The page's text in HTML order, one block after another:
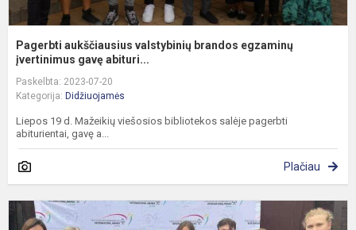
Pagerbti aukščiausius valstybinių brandos egzaminų
įvertinimus gavę abituri...
Paskelbta: 2023-07-20
Kategorija: Didžiuojamės
Liepos 19 d. Mažeikių viešosios bibliotekos salėje pagerbti
abiturientai, gavę a...
Plačiau